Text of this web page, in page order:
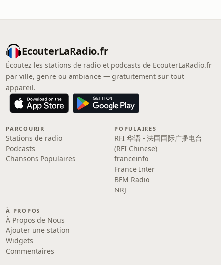
EcouterLaRadio.fr
Écoutez les stations de radio et podcasts de EcouterLaRadio.fr
par ville, genre ou ambiance — gratuitement sur tout
appareil.
PARCOURIR
Stations de radio
Podcasts
Chansons Populaires
POPULAIRES
RFI 华语 - 法国国际广播电台
(RFI Chinese)
franceinfo
France Inter
BFM Radio
NRJ
À PROPOS
À Propos de Nous
Ajouter une station
Widgets
Commentaires